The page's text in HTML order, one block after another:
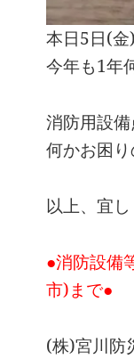
本日5日(金
今年も1年
消防用設備
何かお困り
以上、宜し
●消防設備
市)まで●
(株)宮川防